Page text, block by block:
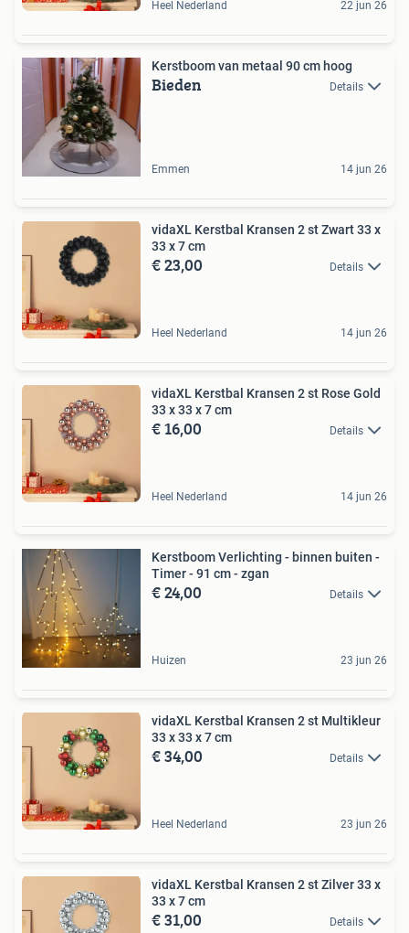
Heel Nederland 22 jun 26
Kerstboom van metaal 90 cm hoog
Bieden Details
Emmen 14 jun 26
vidaXL Kerstbal Kransen 2 st Zwart 33 x
33 x 7 cm
€ 23,00 Details
Heel Nederland 14 jun 26
vidaXL Kerstbal Kransen 2 st Rose Gold
33 x 33 x 7 cm
€ 16,00 Details
Heel Nederland 14 jun 26
Kerstboom Verlichting - binnen buiten -
Timer - 91 cm - zgan
€ 24,00 Details
Huizen 23 jun 26
vidaXL Kerstbal Kransen 2 st Multikleur
33 x 33 x 7 cm
€ 34,00 Details
Heel Nederland 23 jun 26
vidaXL Kerstbal Kransen 2 st Zilver 33 x
33 x 7 cm
€ 31,00 Details